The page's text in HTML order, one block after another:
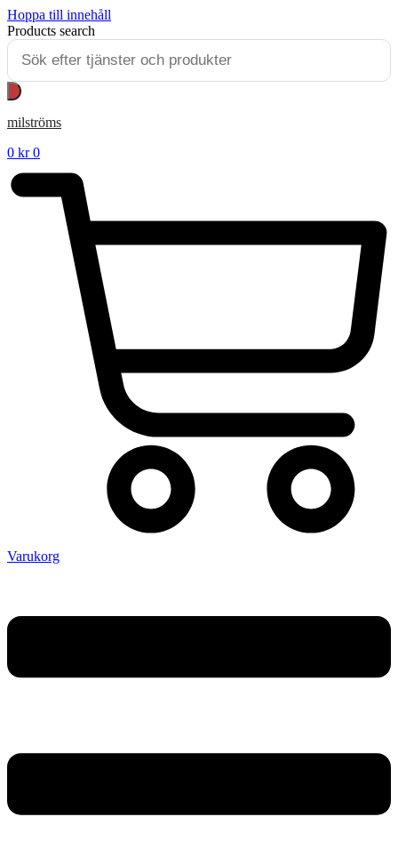
Hoppa till innehåll
Products search
milströms
0 kr 0
Varukorg